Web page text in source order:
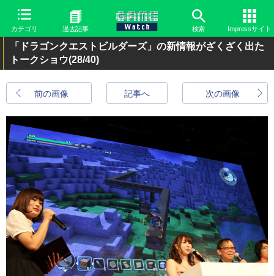
カテゴリ 過去記事 検索 Impressサイト
「ドラゴンクエストビルダーズ」の新情報がざくざく出た
トークショウ(28/40)
前の画像 次の画像
記事へ